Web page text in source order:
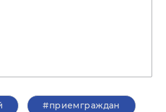
#приемграждан